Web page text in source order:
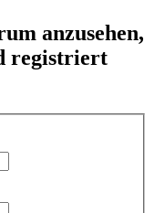
anzusehen,
registriert